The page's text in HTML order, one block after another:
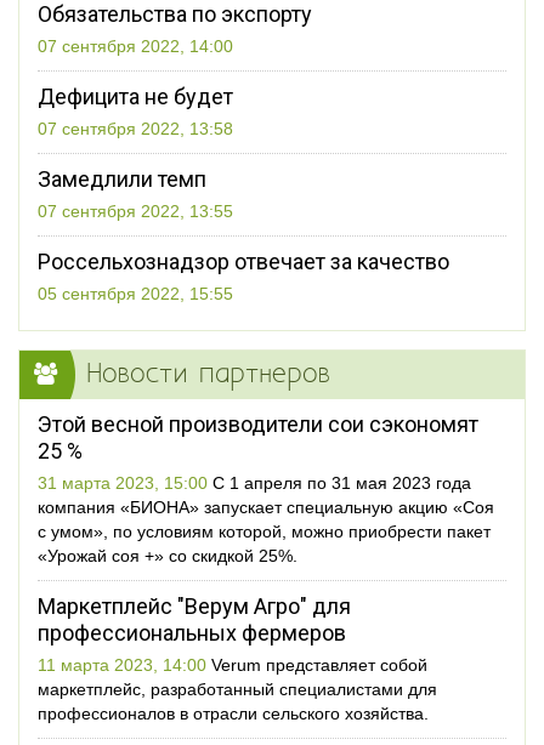
Обязательства по экспорту
07 сентября 2022, 14:00
Дефицита не будет
07 сентября 2022, 13:58
Замедлили темп
07 сентября 2022, 13:55
Россельхознадзор отвечает за качество
05 сентября 2022, 15:55
Новости партнеров
Этой весной производители сои сэкономят
25 %
31 марта 2023, 15:00 С 1 апреля по 31 мая 2023 года
компания «БИОНА» запускает специальную акцию «Соя
с умом», по условиям которой, можно приобрести пакет
«Урожай соя +» со скидкой 25%.
Маркетплейс "Верум Агро" для
профессиональных фермеров
11 марта 2023, 14:00 Verum представляет собой
маркетплейс, разработанный специалистами для
профессионалов в отрасли сельского хозяйства.